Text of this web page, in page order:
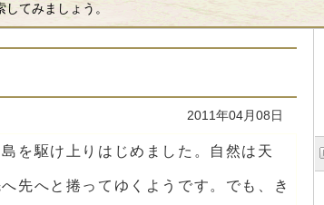
てみましょう。
2011年04月08日
を駆け上りはじめました。自然は天
先へと捲ってゆくようです。でも、き